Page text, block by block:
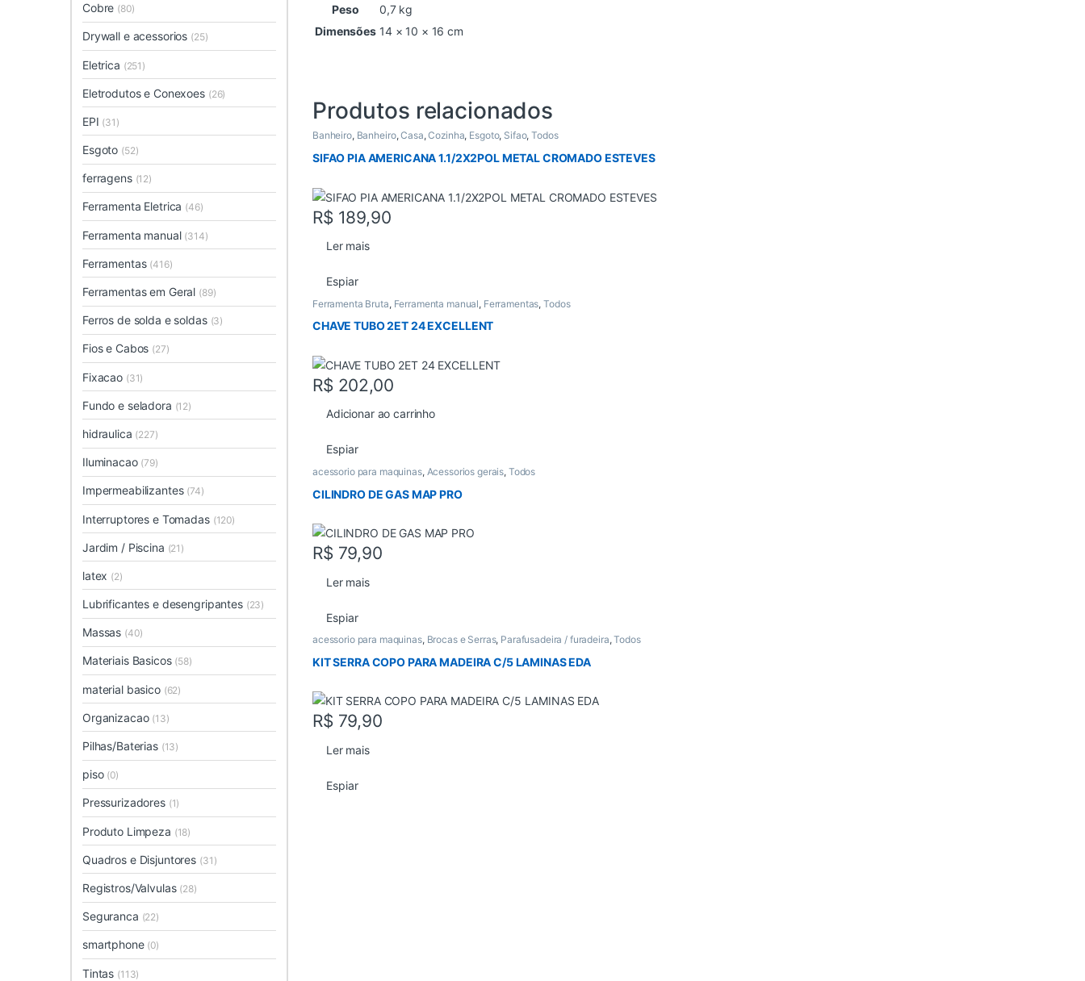
Peso
0,7 kg
Dimensões 14 × 10 × 16 cm
Produtos relacionados
Banheiro, Banheiro,Casa,Cozinha, Esgoto, Sifao,Todos
SIFAO PIA AMERICANA 1.1/2X2POL METAL CROMADO ESTEVES
R$ 189,90
Ler mais
Espiar
Ferramenta Bruta, Ferramenta manual, Ferramentas,Todos
CHAVE TUBO 2ET 24 EXCELLENT
R$ 202,00
Adicionar ao carrinho
Espiar
acessorio para maquinas, Acessorios gerais, Todos
CILINDRO DE GAS MAP PRO
R$ 79,90
Ler mais
Espiar
acessorio para maquinas, Brocas e Serras, Parafusadeira / furadeira,Todos
KIT SERRA COPO PARA MADEIRA C/5 LAMINAS EDA
R$ 79,90
Ler mais
Espiar
Cobre (80)
Drywall e acessorios (25)
Eletrica (251)
Eletrodutos e Conexoes (26)
EPI (31)
Esgoto (52)
ferragens (12)
Ferramenta Eletrica (46)
Ferramenta manual (314)
Ferramentas (416)
Ferramentas em Geral (89)
Ferros de solda e soldas (3)
Fios e Cabos (27)
Fixacao (31)
Fundo e seladora (12)
hidraulica (227)
Iluminacao (79)
Impermeabilizantes (74)
Interruptores e Tomadas (120)
Jardim / Piscina (21)
latex (2)
Lubrificantes e desengripantes (23)
Massas (40)
Materiais Basicos (58)
material basico (62)
Organizacao (13)
Pilhas/Baterias (13)
piso (0)
Pressurizadores (1)
Produto Limpeza (18)
Quadros e Disjuntores (31)
Registros/Valvulas (28)
Seguranca (22)
smartphone (0)
Tintas (113)